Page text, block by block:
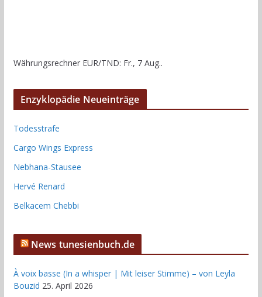
Währungsrechner EUR/TND: Fr., 7 Aug..
Enzyklopädie Neueinträge
Todesstrafe
Cargo Wings Express
Nebhana-Stausee
Hervé Renard
Belkacem Chebbi
News tunesienbuch.de
À voix basse (In a whisper | Mit leiser Stimme) – von Leyla
Bouzid 25. April 2026